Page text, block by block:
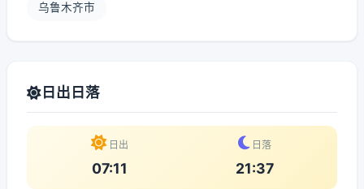
乌鲁木齐市
日出日落
日出
07:11
日落
21:37